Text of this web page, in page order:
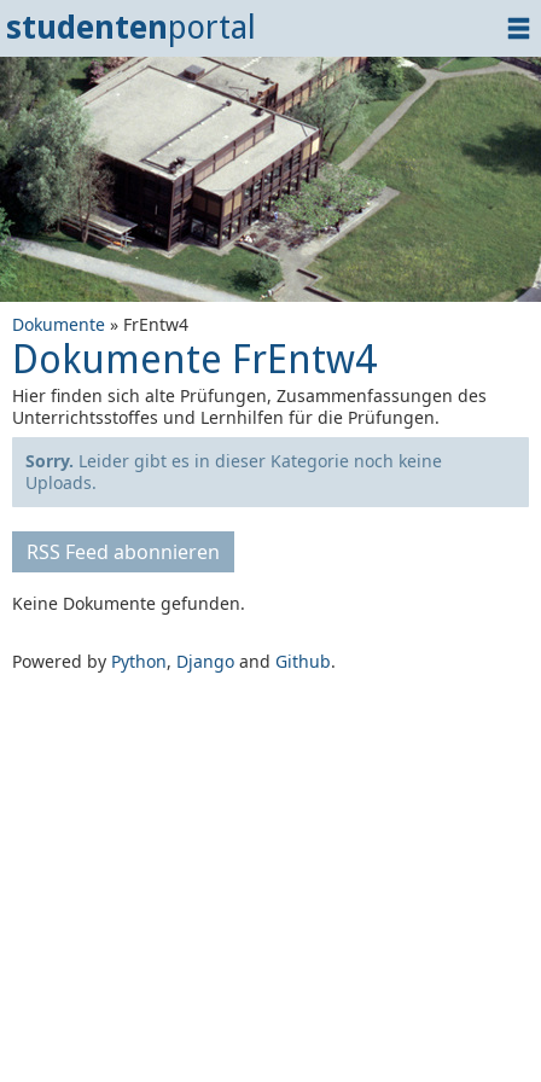
studentenportal
Home
Dokumente
Events
? Tipps
Login
Dokumente » FrEntw4
Dokumente FrEntw4
Hier finden sich alte Prüfungen, Zusammenfassungen des
Unterrichtsstoffes und Lernhilfen für die Prüfungen.
Sorry. Leider gibt es in dieser Kategorie noch keine
Uploads.
RSS Feed abonnieren
Keine Dokumente gefunden.
Powered by Python, Django and Github.